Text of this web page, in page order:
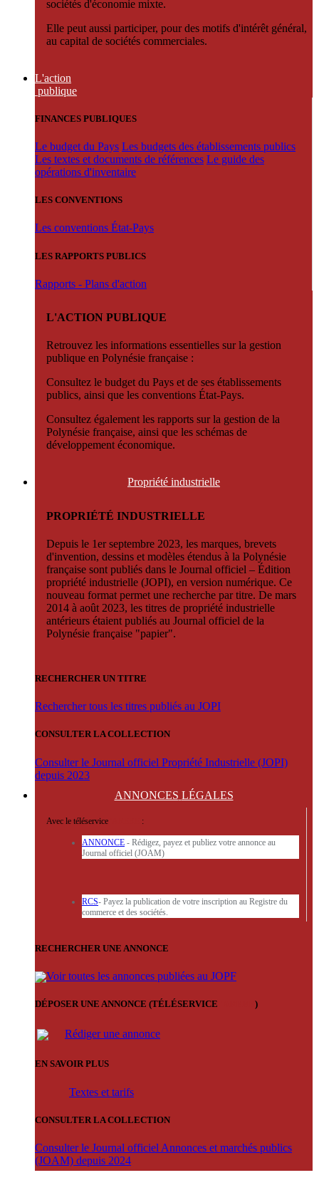
sociétés d'économie mixte.
Elle peut aussi participer, pour des motifs d'intérêt général,
au capital de sociétés commerciales.
L'action
publique
FINANCES PUBLIQUES
Le budget du Pays Les budgets des établissements publics
Les textes et documents de références Le guide des
opérations d'inventaire
LES CONVENTIONS
Les conventions État-Pays
LES RAPPORTS PUBLICS
Rapports - Plans d'action
L'ACTION PUBLIQUE
Retrouvez les informations essentielles sur la gestion
publique en Polynésie française :
Consultez le budget du Pays et de ses établissements
publics, ainsi que les conventions État-Pays.
Consultez également les rapports sur la gestion de la
Polynésie française, ainsi que les schémas de
développement économique.
Propriété industrielle
PROPRIÉTÉ INDUSTRIELLE
Depuis le 1er septembre 2023, les marques, brevets
d'invention, dessins et modèles étendus à la Polynésie
française sont publiés dans le Journal officiel – Édition
propriété industrielle (JOPI), en version numérique. Ce
nouveau format permet une recherche par titre. De mars
2014 à août 2023, les titres de propriété industrielle
antérieurs étaient publiés au Journal officiel de la
Polynésie française "papier".
RECHERCHER UN TITRE
Rechercher tous les titres publiés au JOPI
CONSULTER LA COLLECTION
Consulter le Journal officiel Propriété Industrielle (JOPI)
depuis 2023
ANNONCES LÉGALES
Avec le téléservice :
ANNONCE - Rédigez, payez et publiez votre annonce au
Journal officiel (JOAM)
RCS- Payez la publication de votre inscription au Registre du
commerce et des sociétés.
RECHERCHER UNE ANNONCE
Voir toutes les annonces publiées au JOPF
DÉPOSER UNE ANNONCE (TÉLÉSERVICE )
Rédiger une annonce
EN SAVOIR PLUS
Textes et tarifs
CONSULTER LA COLLECTION
Consulter le Journal officiel Annonces et marchés publics
(JOAM) depuis 2024